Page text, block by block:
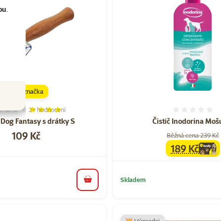
.
Fantasy s drátky S
Hodnocení 80%, počet hodnocení: 2
2× hodnocení
Cena
109 Kč
značka
do košíku
Čistič Inodorina
Běžná cena 239 Kč
familycena
189 Kč
Skladem